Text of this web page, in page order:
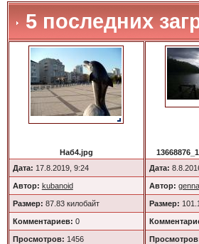
5 последних
Наб4.jpg
Дата: 17.8.2019, 9:24
Автор: kubanoid
Размер: 87.83 килобайт
Комментариев: 0
Просмотров: 1456
Дата:
Автор:
Размер: